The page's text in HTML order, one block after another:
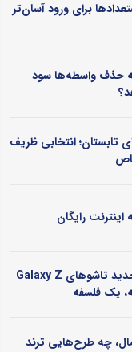
برای ورود آسان‌تر
حذف واسطه‌ها سود
تابستان؛ انتخابی ظریف
رایگان
پشت صحنه مهندسی نسل جدید تاشوهای Galaxy Z
یک فلسفه
چه طرح‌هایی ترند